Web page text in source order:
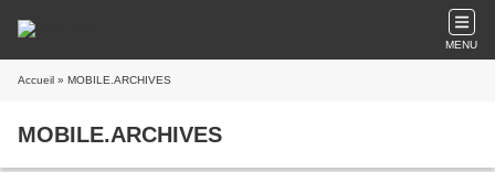
MENU
Accueil » MOBILE.ARCHIVES
MOBILE.ARCHIVES